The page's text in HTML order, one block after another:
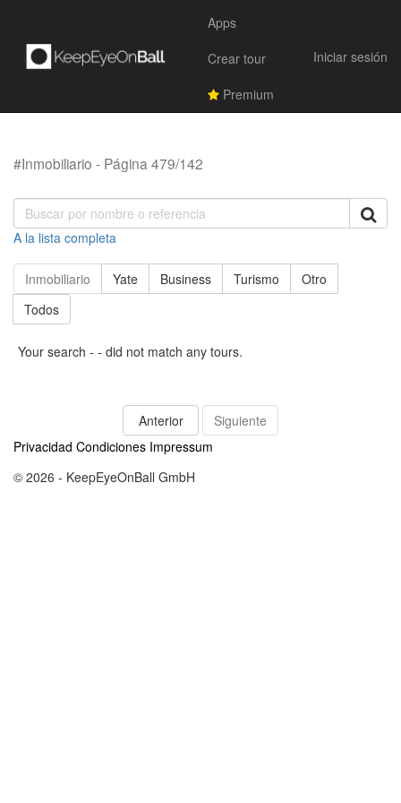
Apps
Crear tour
Premium
Iniciar sesión
#Inmobiliario - Página 479/142
A la lista completa
Inmobiliario Yate Business Turismo
Otro
Todos
Your search - - did not match any tours.
Anterior
Siguiente
Privacidad Condiciones Impressum
© 2026 - KeepEyeOnBall GmbH